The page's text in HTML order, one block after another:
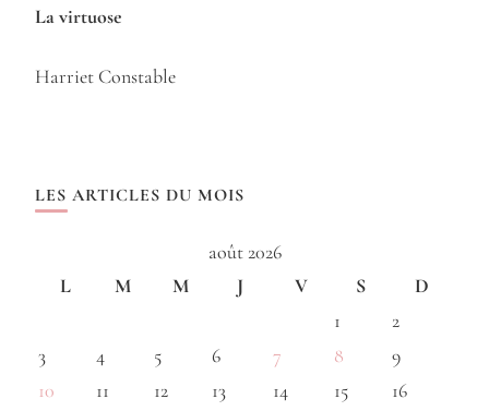
La virtuose
Harriet Constable
LES ARTICLES DU MOIS
août 2026
L
M M J V S
D
1
2
3
4 5 6 7 8
9
10
11 12 13 14 15
16